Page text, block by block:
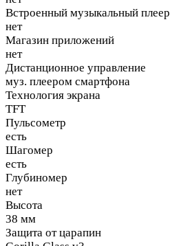
Встроенный музыкальный плеер
нет
Магазин приложений
нет
Дистанционное управление
муз. плеером смартфона
Технология экрана
TFT
Пульсометр
есть
Шагомер
есть
Глубиномер
нет
Высота
38 мм
Защита от царапин